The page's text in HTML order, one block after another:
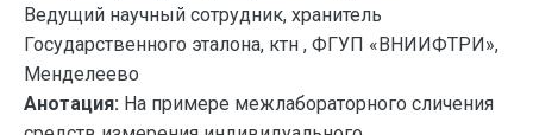
Ведущий научный сотрудник, хранитель
Государственного эталона, ктн , ФГУП «ВНИИФТРИ»,
Менделеево
Анотация: На примере межлабораторного сличения